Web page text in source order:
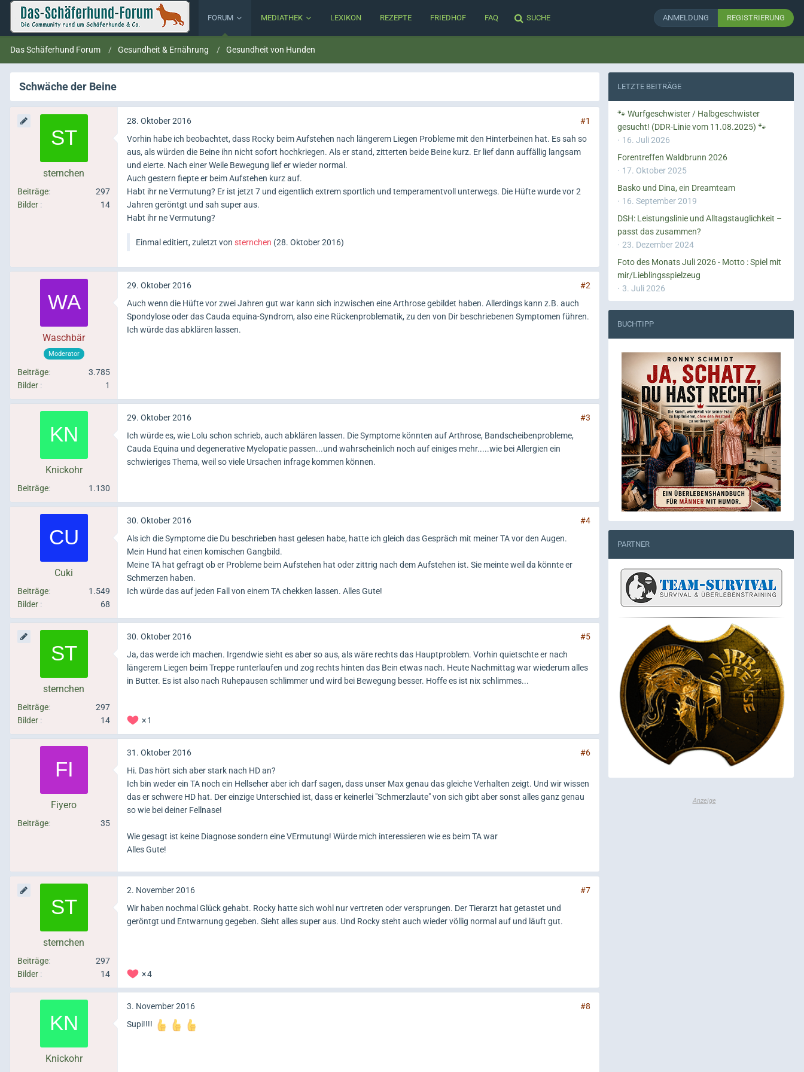
FORUM MEDIATHEK LEXIKON REZEPTE FRIEDHOF FAQ SUCHE ANMELDUNG REGISTRIERUNG
Das Schäferhund Forum Gesundheit & Ernährung Gesundheit von Hunden
Schwäche der Beine
sternchen
Beiträge
297
Bilder
14
28. Oktober 2016
#1
Vorhin habe ich beobachtet, dass Rocky beim Aufstehen nach längerem Liegen Probleme mit den Hinterbeinen hat. Es sah so
aus, als würden die Beine ihn nicht sofort hochkriegen. Als er stand, zitterten beide Beine kurz. Er lief dann auffällig langsam
und eierte. Nach einer Weile Bewegung lief er wieder normal.
Auch gestern fiepte er beim Aufstehen kurz auf.
Habt ihr ne Vermutung? Er ist jetzt 7 und eigentlich extrem sportlich und temperamentvoll unterwegs. Die Hüfte wurde vor 2
Jahren geröntgt und sah super aus.
Habt ihr ne Vermutung?
Einmal editiert, zuletzt von sternchen (28. Oktober 2016)
Waschbär
Moderator
Beiträge
3.785
Bilder
1
29. Oktober 2016
#2
Auch wenn die Hüfte vor zwei Jahren gut war kann sich inzwischen eine Arthrose gebildet haben. Allerdings kann z.B. auch
Spondylose oder das Cauda equina-Syndrom, also eine Rückenproblematik, zu den von Dir beschriebenen Symptomen führen.
Ich würde das abklären lassen.
Knickohr
Beiträge 1.130
29. Oktober 2016
#3
Ich würde es, wie Lolu schon schrieb, auch abklären lassen. Die Symptome könnten auf Arthrose, Bandscheibenprobleme,
Cauda Equina und degenerative Myelopatie passen...und wahrscheinlich noch auf einiges mehr.....wie bei Allergien ein
schwieriges Thema, weil so viele Ursachen infrage kommen können.
Cuki
Beiträge
1.549
Bilder
68
30. Oktober 2016
#4
Als ich die Symptome die Du beschrieben hast gelesen habe, hatte ich gleich das Gespräch mit meiner TA vor den Augen.
Mein Hund hat einen komischen Gangbild.
Meine TA hat gefragt ob er Probleme beim Aufstehen hat oder zittrig nach dem Aufstehen ist. Sie meinte weil da könnte er
Schmerzen haben.
Ich würde das auf jeden Fall von einem TA chekken lassen. Alles Gute!
sternchen
Beiträge
297
Bilder
14
30. Oktober 2016
#5
Ja, das werde ich machen. Irgendwie sieht es aber so aus, als wäre rechts das Hauptproblem. Vorhin quietschte er nach
längerem Liegen beim Treppe runterlaufen und zog rechts hinten das Bein etwas nach. Heute Nachmittag war wiederum alles
in Butter. Es ist also nach Ruhepausen schlimmer und wird bei Bewegung besser. Hoffe es ist nix schlimmes...
1
Fiyero
Beiträge 35
31. Oktober 2016
#6
Hi. Das hört sich aber stark nach HD an?
Ich bin weder ein TA noch ein Hellseher aber ich darf sagen, dass unser Max genau das gleiche Verhalten zeigt. Und wir wissen
das er schwere HD hat. Der einzige Unterschied ist, dass er keinerlei "Schmerzlaute" von sich gibt aber sonst alles ganz genau
so wie bei deiner Fellnase!
Wie gesagt ist keine Diagnose sondern eine VErmutung! Würde mich interessieren wie es beim TA war
Alles Gute!
sternchen
Beiträge
297
Bilder
14
2. November 2016
#7
Wir haben nochmal Glück gehabt. Rocky hatte sich wohl nur vertreten oder versprungen. Der Tierarzt hat getastet und
geröntgt und Entwarnung gegeben. Sieht alles super aus. Und Rocky steht auch wieder völlig normal auf und läuft gut.
4
Knickohr
3. November 2016
#8
Supi!!!!
LETZTE BEITRÄGE
🐾 Wurfgeschwister / Halbgeschwister
gesucht! (DDR-Linie vom 11.08.2025) 🐾
16. Juli 2026
Forentreffen Waldbrunn 2026
17. Oktober 2025
Basko und Dina, ein Dreamteam
16. September 2019
DSH: Leistungslinie und Alltagstauglichkeit –
passt das zusammen?
23. Dezember 2024
Foto des Monats Juli 2026 - Motto : Spiel mit
mir/Lieblingsspielzeug
3. Juli 2026
BUCHTIPP
PARTNER